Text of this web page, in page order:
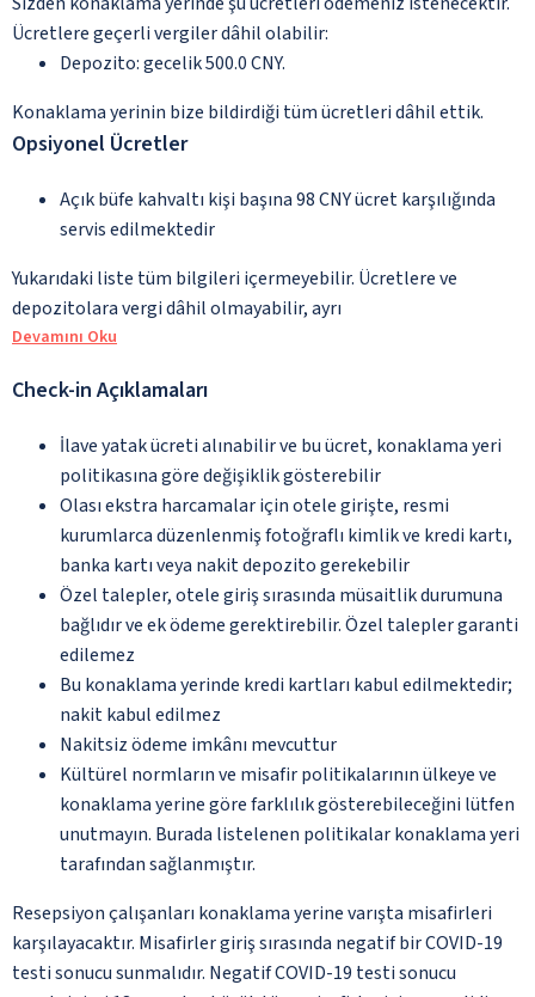
Ücretlere geçerli vergiler dâhil olabilir:
Depozito: gecelik 500.0 CNY.
Konaklama yerinin bize bildirdiği tüm ücretleri dâhil ettik.
Opsiyonel Ücretler
Açık büfe kahvaltı kişi başına 98 CNY ücret karşılığında
servis edilmektedir
Yukarıdaki liste tüm bilgileri içermeyebilir. Ücretlere ve
depozitolara vergi dâhil olmayabilir, ayrı
Devamını Oku
Check-in Açıklamaları
İlave yatak ücreti alınabilir ve bu ücret, konaklama yeri
politikasına göre değişiklik gösterebilir
Olası ekstra harcamalar için otele girişte, resmi
kurumlarca düzenlenmiş fotoğraflı kimlik ve kredi kartı,
banka kartı veya nakit depozito gerekebilir
Özel talepler, otele giriş sırasında müsaitlik durumuna
bağlıdır ve ek ödeme gerektirebilir. Özel talepler garanti
edilemez
Bu konaklama yerinde kredi kartları kabul edilmektedir;
nakit kabul edilmez
Nakitsiz ödeme imkânı mevcuttur
Kültürel normların ve misafir politikalarının ülkeye ve
konaklama yerine göre farklılık gösterebileceğini lütfen
unutmayın. Burada listelenen politikalar konaklama yeri
tarafından sağlanmıştır.
Resepsiyon çalışanları konaklama yerine varışta misafirleri
karşılayacaktır. Misafirler giriş sırasında negatif bir COVID-19
testi sonucu sunmalıdır. Negatif COVID-19 testi sonucu